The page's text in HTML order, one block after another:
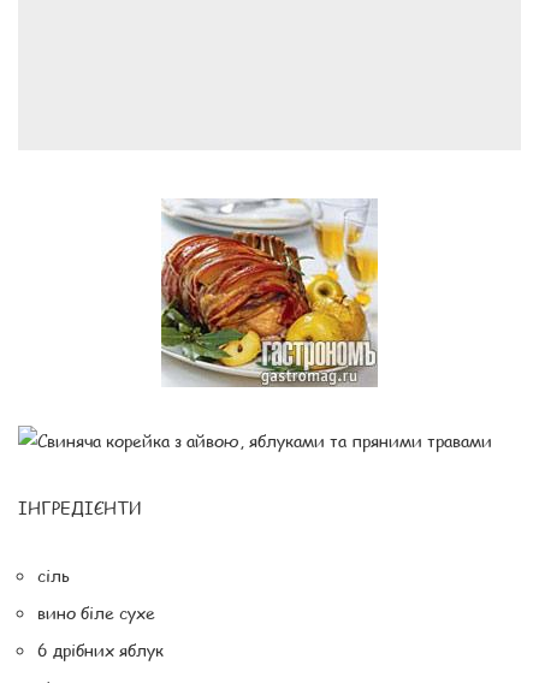
ІНГРЕДІЄНТИ
сіль
вино біле сухе
6 дрібних яблук